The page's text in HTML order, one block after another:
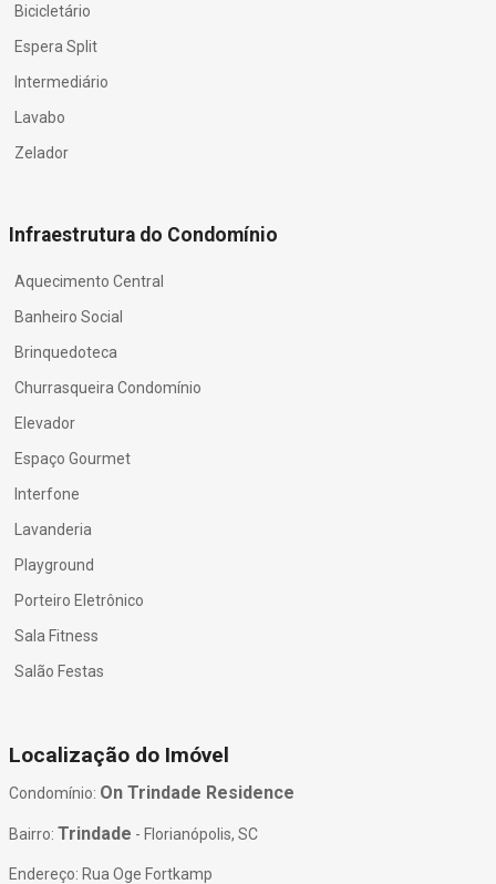
Bicicletário
Espera Split
Intermediário
Lavabo
Zelador
Infraestrutura do Condomínio
Aquecimento Central
Banheiro Social
Brinquedoteca
Churrasqueira Condomínio
Elevador
Espaço Gourmet
Interfone
Lavanderia
Playground
Porteiro Eletrônico
Sala Fitness
Salão Festas
Localização do Imóvel
Condomínio: On Trindade Residence
Bairro: Trindade - Florianópolis, SC
Endereço: Rua Oge Fortkamp